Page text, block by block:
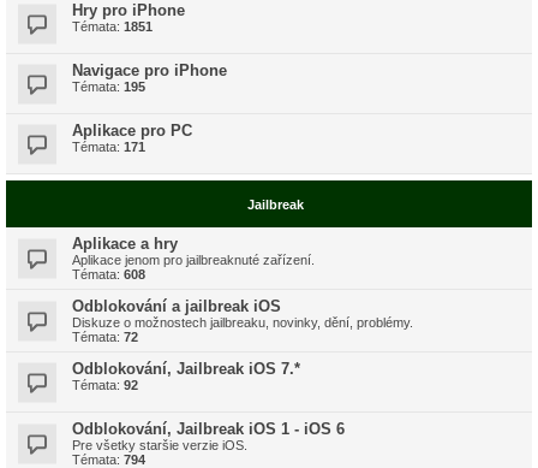
Hry pro iPhone
Témata: 1851
Navigace pro iPhone
Témata: 195
Aplikace pro PC
Témata: 171
Jailbreak
Aplikace a hry
Aplikace jenom pro jailbreaknuté zařízení.
Témata: 608
Odblokování a jailbreak iOS
Diskuze o možnostech jailbreaku, novinky, dění, problémy.
Témata: 72
Odblokování, Jailbreak iOS 7.*
Témata: 92
Odblokování, Jailbreak iOS 1 - iOS 6
Pre všetky staršie verzie iOS.
Témata: 794